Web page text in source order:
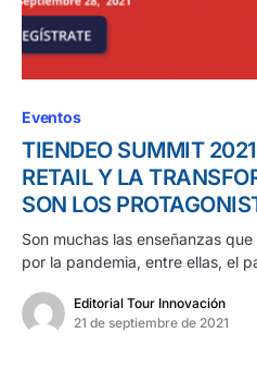
Eventos
TIENDEO SUMMIT
RETAIL Y LA
SON LOS
Son muchas las enseñanzas
por la pandemia, entre ellas, el
Editorial Tour Innovación
21 de septiembre de 2021